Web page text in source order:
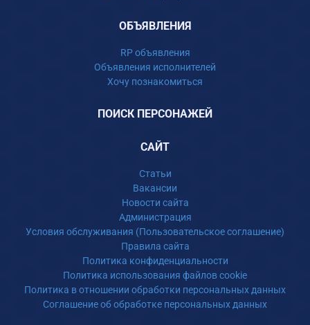
ОБЪЯВЛЕНИЯ
RP объявления
Объявления исполнителей
Хочу познакомиться
ПОИСК ПЕРСОНАЖЕЙ
САЙТ
Статьи
Вакансии
Новости сайта
Администрация
Условия обслуживания (Пользовательское соглашение)
Правила сайта
Политика конфиденциальности
Политика использования файлов cookie
Политика в отношении обработки персональных данных
Соглашение об обработке персональных данных